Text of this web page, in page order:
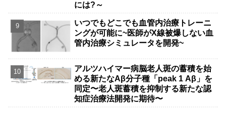
には?～
いつでもどこでも血管内治療トレーニ
ングが可能に~医師がX線被爆しない血
管内治療シミュレータを開発~
アルツハイマー病脳老人斑の蓄積を始
める新たなAβ分子種「peak 1 Aβ」を
同定〜老人斑蓄積を抑制する新たな認
知症治療法開発に期待〜